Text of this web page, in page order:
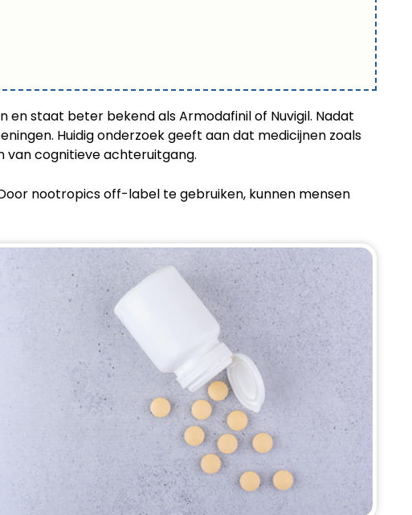
staat beter bekend als Armodafinil of Nuvigil. Nadat
Huidig onderzoek geeft aan dat medicijnen zoals
van cognitieve achteruitgang.
nootropics off-label te gebruiken, kunnen mensen